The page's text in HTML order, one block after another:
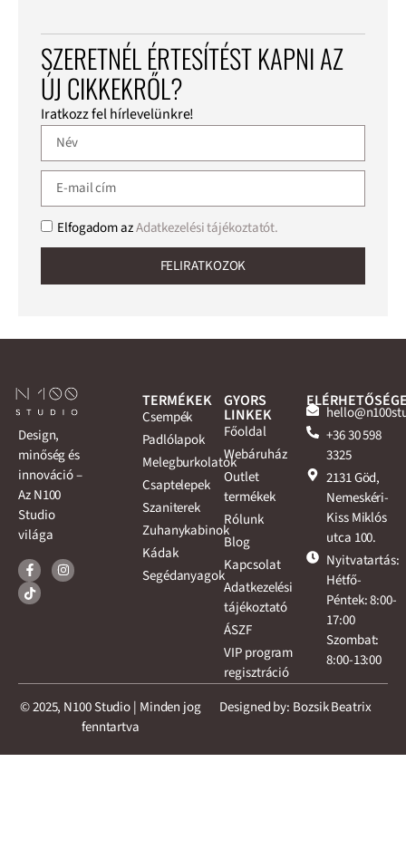
SZERETNÉL ÉRTESÍTÉST KAPNI AZ
ÚJ CIKKEKRŐL?
Iratkozz fel hírlevelünkre!
Elfogadom azAdatkezelési tájékoztatót.
FELIRATKOZOK
Design,
minőség és
innováció –
Az N100
Studio
világa
TERMÉKEK
Csempék
Padlólapok
Melegburkolatok
Csaptelepek
Szaniterek
Zuhanykabinok
Kádak
Segédanyagok
GYORS
LINKEK
Főoldal
Webáruház
Outlet
termékek
Rólunk
Blog
Kapcsolat
Adatkezelési
tájékoztató
ÁSZF
VIP program
regisztráció
+36 30 598
3325
2131 Göd,
Nemeskéri-
Kiss Miklós
utca 100.
Nyitvatartás:
Hétfő-
Péntek: 8:00-
17:00
Szombat:
8:00-13:00
© 2025, N100 Studio | Minden jog
fenntartva
Designed by: Bozsik Beatrix